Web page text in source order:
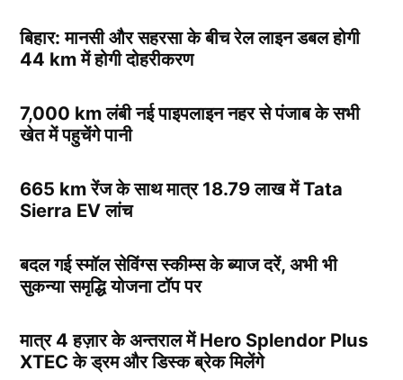
बिहार: मानसी और सहरसा के बीच रेल लाइन डबल होगी
44 km में होगी दोहरीकरण
7,000 km लंबी नई पाइपलाइन नहर से पंजाब के सभी
खेत में पहुचेंगे पानी
665 km रेंज के साथ मात्र 18.79 लाख में Tata
Sierra EV लांच
बदल गई स्मॉल सेविंग्स स्कीम्स के ब्याज दरें, अभी भी
सुकन्या समृद्धि योजना टॉप पर
मात्र 4 हज़ार के अन्तराल में Hero Splendor Plus
XTEC के ड्रम और डिस्क ब्रेक मिलेंगे